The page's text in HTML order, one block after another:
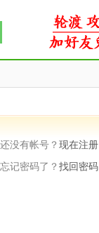
还没有帐号？现在注册
忘记密码了？找回密码